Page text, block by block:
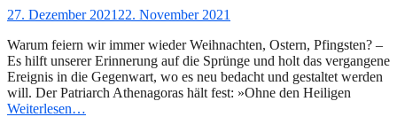
Gepostet
27. Dezember 2021 22. November 2021
Warum feiern wir immer wieder Weihnachten, Ostern, Pfingsten? –
Es hilft unserer Erinnerung auf die Sprünge und holt das vergangene
Ereignis in die Gegenwart, wo es neu bedacht und gestaltet werden
will. Der Patriarch Athenagoras hält fest: »Ohne den Heiligen
Weiterlesen…